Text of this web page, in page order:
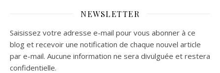
NEWSLETTER
Saisissez votre adresse e-mail pour vous abonner à ce
blog et recevoir une notification de chaque nouvel article
par e-mail. Aucune information ne sera divulguée et restera
confidentielle.